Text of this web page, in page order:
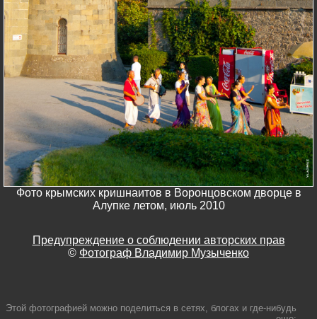
Фото крымских кришнаитов в Воронцовском дворце в
Алупке летом, июль 2010
Предупреждение о соблюдении авторских прав
© Фотограф Владимир Музыченко
Этой фотографией можно поделиться в сетях, блогах и где-нибудь